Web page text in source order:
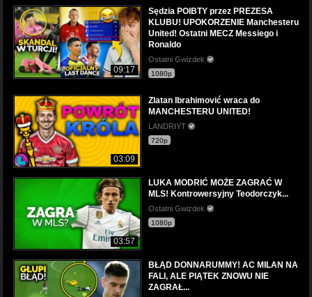
09:17
Sędzia POIBTY przez PREZESA
KLUBU! UPOKORZENIE Manchesteru
United! Ostatni MECZ Messiego i
Ronaldo
Ostatni Gwizdek
1080p
03:09
Zlatan Ibrahimović wraca do
MANCHESTERU UNITED!
LANDRIYT
720p
03:57
LUKA MODRIĆ MOŻE ZAGRAĆ W
MLS! Kontrowersyjny Teodorczyk...
Ostatni Gwizdek
1080p
BŁĄD DONNARUMMY! AC MILAN NA
FALI, ALE PIĄTEK ZNOWU NIE
ZAGRAŁ...